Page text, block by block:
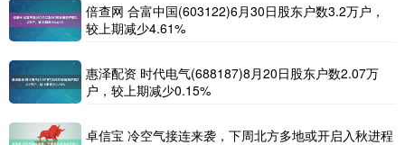
倍查网 合富中国(603122)6月30日股东户数3.2万户，
较上期减少4.61%
惠泽配资 时代电气(688187)8月20日股东户数2.07万
户，较上期减少0.15%
卓信宝 冷空气接连来袭，下周北方多地或开启入秋进程